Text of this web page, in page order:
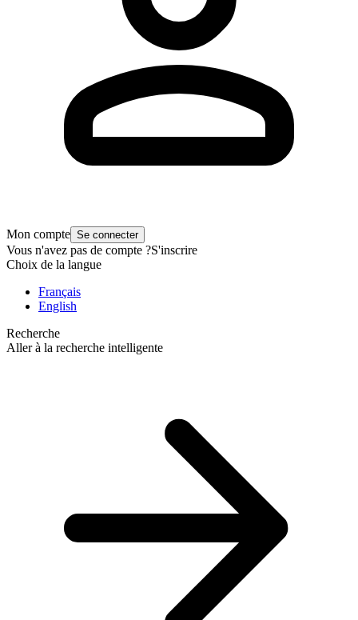
Mon compte Se connecter
Vous n'avez pas de compte ?S'inscrire
Choix de la langue
Français
English
Recherche
Aller à la recherche intelligente